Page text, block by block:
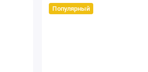
Популярный